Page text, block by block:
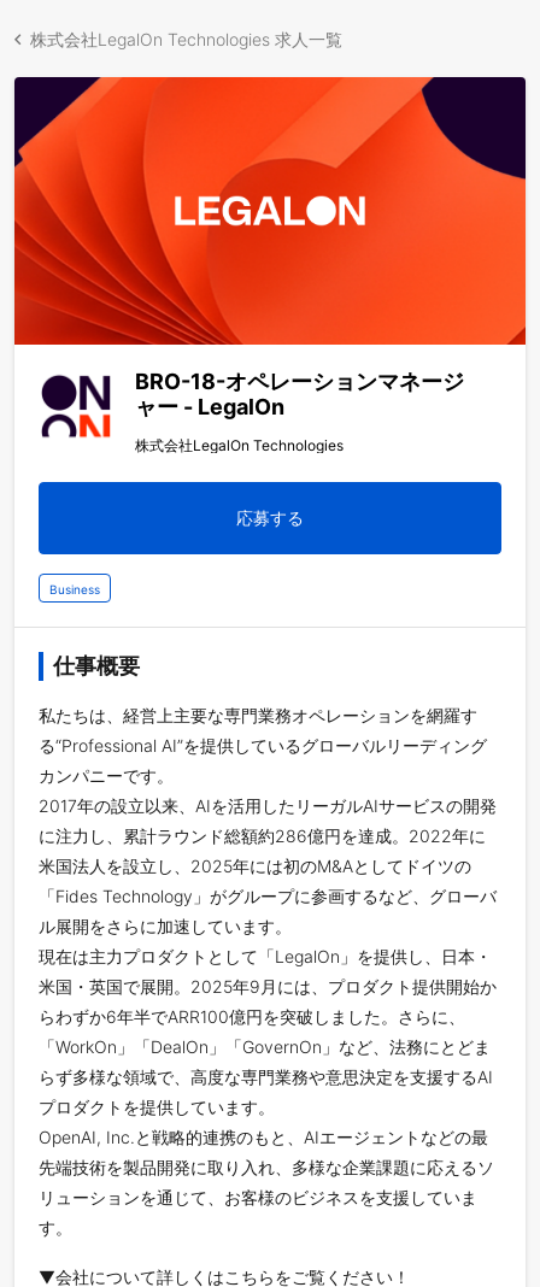
株式会社LegalOn Technologies 求人一覧
BRO-18-オペレーションマネージ
ャー - LegalOn
株式会社LegalOn Technologies
応募する
Business
仕事概要
私たちは、経営上主要な専門業務オペレーションを網羅す
る“Professional AI”を提供しているグローバルリーディング
カンパニーです。
2017年の設立以来、AIを活用したリーガルAIサービスの開発
に注力し、累計ラウンド総額約286億円を達成。2022年に
米国法人を設立し、2025年には初のM&Aとしてドイツの
「Fides Technology」がグループに参画するなど、グローバ
ル展開をさらに加速しています。
現在は主力プロダクトとして「LegalOn」を提供し、日本・
米国・英国で展開。2025年9月には、プロダクト提供開始か
らわずか6年半でARR100億円を突破しました。さらに、
「WorkOn」「DealOn」「GovernOn」など、法務にとどま
らず多様な領域で、高度な専門業務や意思決定を支援するAI
プロダクトを提供しています。
OpenAI, Inc.と戦略的連携のもと、AIエージェントなどの最
先端技術を製品開発に取り入れ、多様な企業課題に応えるソ
リューションを通じて、お客様のビジネスを支援していま
す。
▼会社について詳しくはこちらをご覧ください！